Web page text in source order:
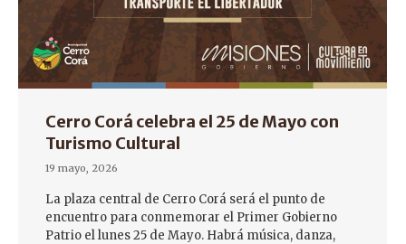
Cerro Corá celebra el 25 de Mayo con
Turismo Cultural
19 mayo, 2026
La plaza central de Cerro Corá será el punto de
encuentro para conmemorar el Primer Gobierno
Patrio el lunes 25 de Mayo. Habrá música, danza,